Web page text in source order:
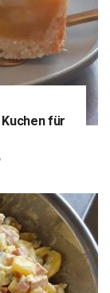
für